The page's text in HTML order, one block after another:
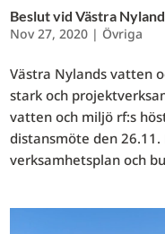
Beslut vid Västra
Nov 27, 2020 | Övriga
Västra Nylands vatten
stark och
vatten och miljö rf:s
distansmöte den
verksamhetsplan och